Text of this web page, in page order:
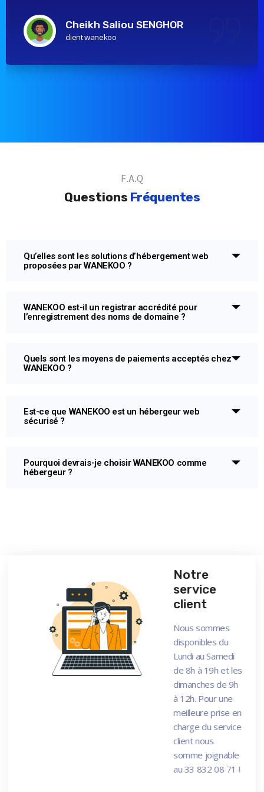
Cheikh Saliou SENGHOR
client wanekoo
F.A.Q
Questions Fréquentes
Qu’elles sont les solutions d’hébergement web
proposées par WANEKOO ?
WANEKOO est-il un registrar accrédité pour
l’enregistrement des noms de domaine ?
Quels sont les moyens de paiements acceptés chez
WANEKOO ?
Est-ce que WANEKOO est un hébergeur web
sécurisé ?
Pourquoi devrais-je choisir WANEKOO comme
hébergeur ?
Notre
service
client
Nous sommes
disponibles du
Lundi au Samedi
de 8h à 19h et les
dimanches de 9h
à 12h. Pour une
meilleure prise en
charge du service
client nous
somme joignable
au 33 832 08 71 !